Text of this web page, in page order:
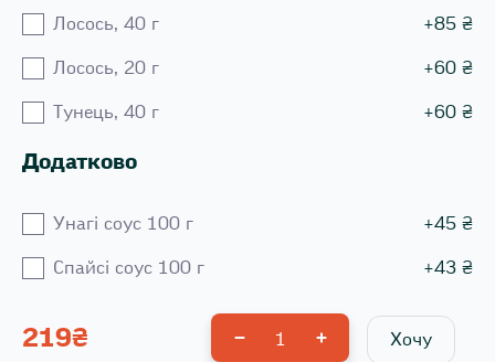
Лосось, 40 г +85 ₴
Лосось, 20 г +60 ₴
Тунець, 40 г +60 ₴
Додатково
Унагі соус 100 г +45 ₴
Спайсі соус 100 г +43 ₴
219₴ 1 Хочу